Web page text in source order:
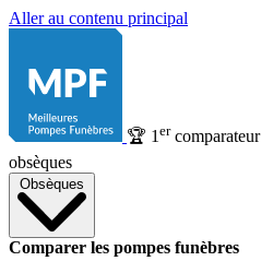
Aller au contenu principal
🏆 1 ercomparateur
obsèques
Obsèques
Comparer les pompes funèbres